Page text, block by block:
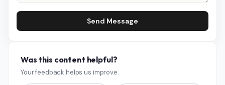
Send Message
Was this content helpful?
Your feedback helps us improve.